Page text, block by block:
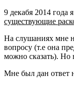
9 декабя 2014 года
существующие
На слушаниях мне
вопросу (т.е она
можно сказать). Но
Мне был дан ответ